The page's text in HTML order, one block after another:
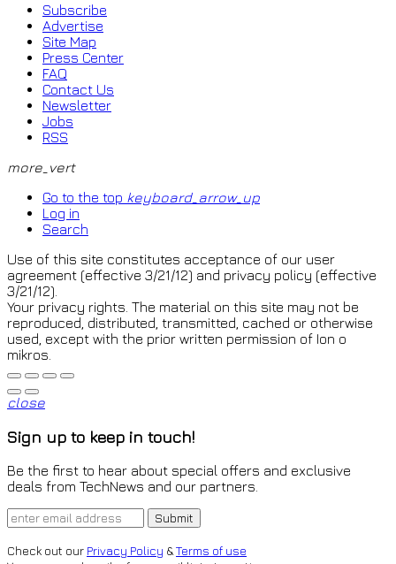
Subscribe
Advertise
Site Map
Press Center
FAQ
Contact Us
Newsletter
Jobs
RSS
more_vert
Go to the top keyboard_arrow_up
Log in
Search
Use of this site constitutes acceptance of our user
agreement (effective 3/21/12) and privacy policy (effective
3/21/12).
Your privacy rights. The material on this site may not be
reproduced, distributed, transmitted, cached or otherwise
used, except with the prior written permission of Ion o
mikros.
close
Sign up to keep in touch!
Be the first to hear about special offers and exclusive
deals from TechNews and our partners.
Check out our Privacy Policy &Terms of use